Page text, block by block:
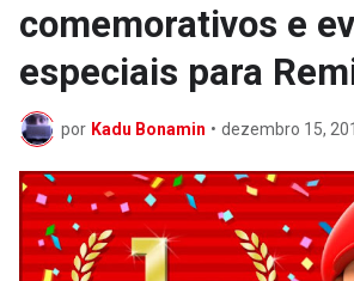
comemorativos e
especiais para
por Kadu Bonamin • dezembro 15,